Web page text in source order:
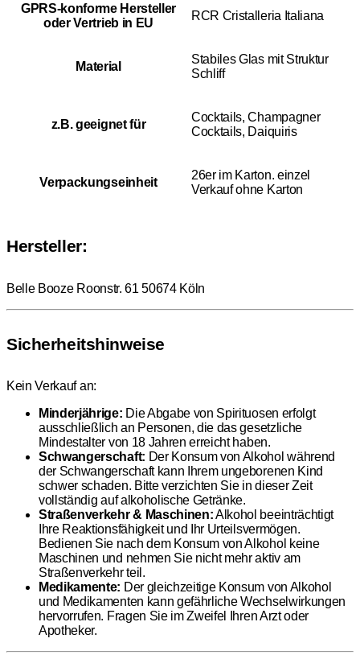
GPRS-konforme Hersteller
oder Vertrieb in EU
RCR Cristalleria Italiana
Material
Stabiles Glas mit Struktur
Schliff
z.B. geeignet für
Cocktails, Champagner
Cocktails, Daiquiris
Verpackungseinheit
26er im Karton. einzel
Verkauf ohne Karton
Hersteller:
Belle Booze Roonstr. 61 50674 Köln
Sicherheitshinweise
Kein Verkauf an:
Minderjährige: Die Abgabe von Spirituosen erfolgt
ausschließlich an Personen, die das gesetzliche
Mindestalter von 18 Jahren erreicht haben.
Schwangerschaft: Der Konsum von Alkohol während
der Schwangerschaft kann Ihrem ungeborenen Kind
schwer schaden. Bitte verzichten Sie in dieser Zeit
vollständig auf alkoholische Getränke.
Straßenverkehr & Maschinen:Alkohol beeinträchtigt
Ihre Reaktionsfähigkeit und Ihr Urteilsvermögen.
Bedienen Sie nach dem Konsum von Alkohol keine
Maschinen und nehmen Sie nicht mehr aktiv am
Straßenverkehr teil.
Medikamente: Der gleichzeitige Konsum von Alkohol
und Medikamenten kann gefährliche Wechselwirkungen
hervorrufen. Fragen Sie im Zweifel Ihren Arzt oder
Apotheker.